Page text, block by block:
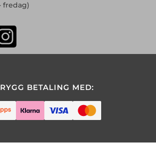
fredag)
BETALING MED: